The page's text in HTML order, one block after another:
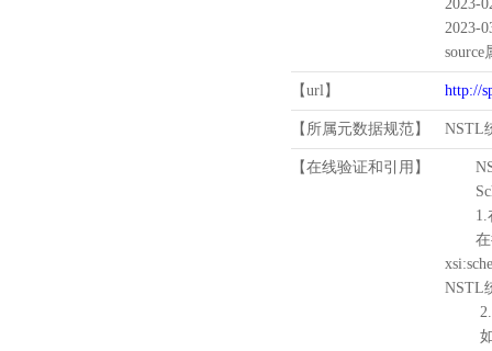
2023-
2023-
source
【url】 http://
【所属元数据规范】 NSTL
【在线验证和引用】
1.
在待
NSTL
2.
如需